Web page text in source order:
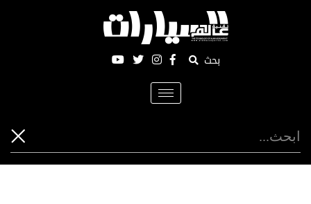
بحث
Toggle
navigation